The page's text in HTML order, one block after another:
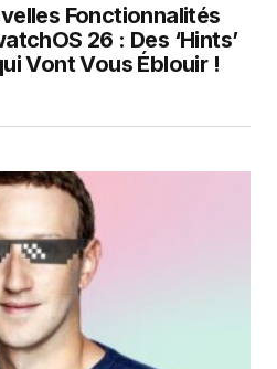
Fonctionnalités
26 : Des ‘Hints’
Vont Vous Éblouir !